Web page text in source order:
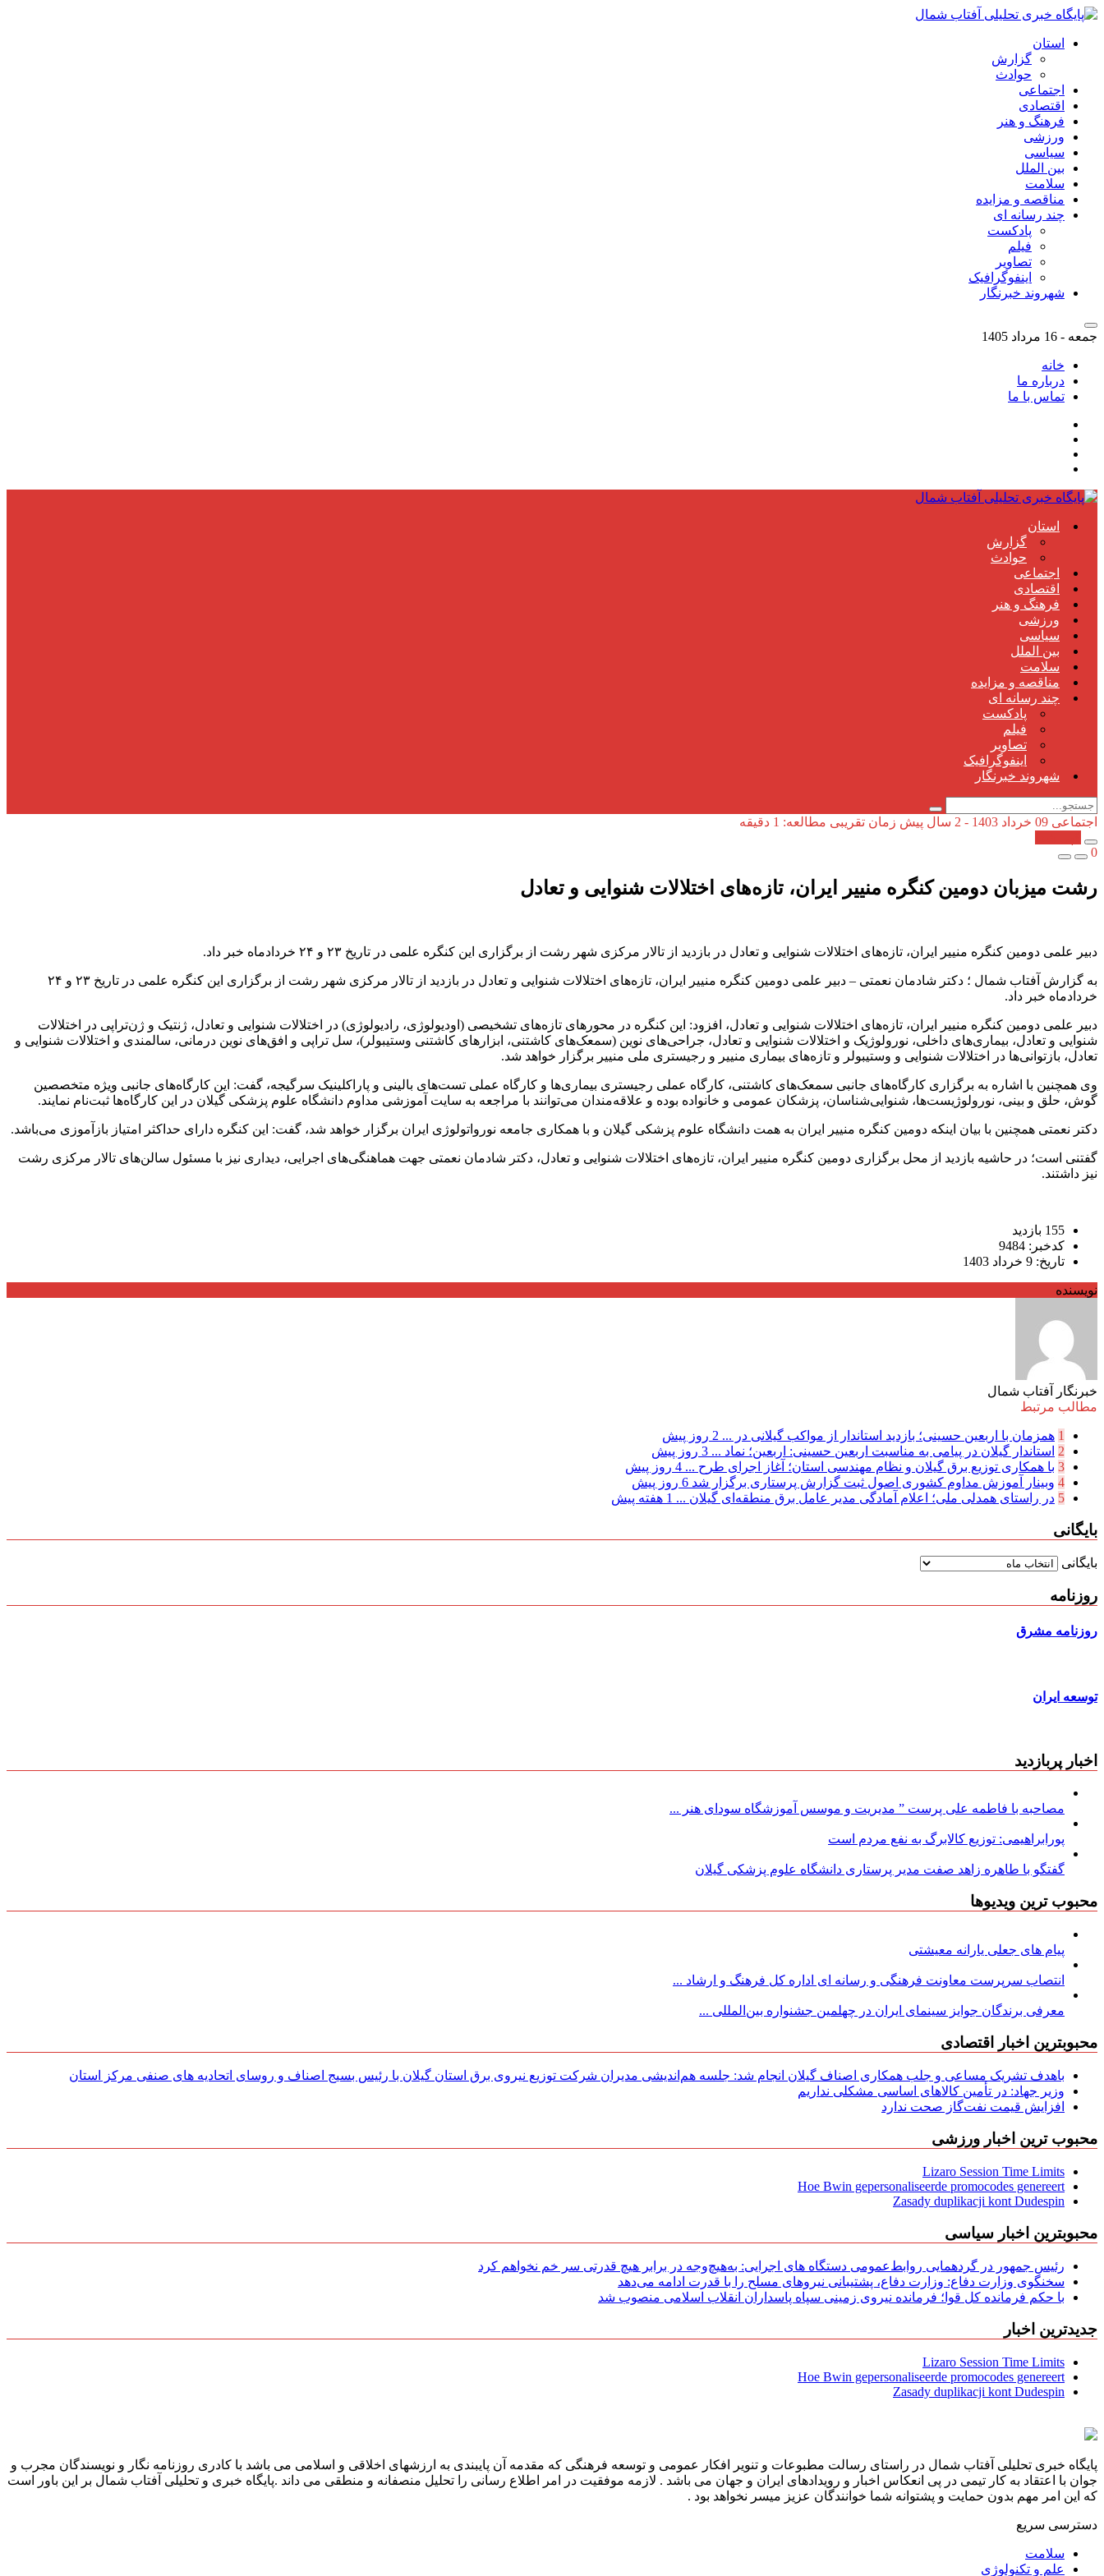
استان
گزارش
حوادث
اجتماعی
اقتصادی
فرهنگ و هنر
ورزشی
سیاسی
بین الملل
سلامت
مناقصه و مزایده
چند رسانه ای
پادکست
فیلم
تصاویر
اینفوگرافیک
شهروند خبرنگار
جمعه - 16 مرداد 1405
خانه
درباره ما
تماس با ما
استان
گزارش
حوادث
اجتماعی
اقتصادی
فرهنگ و هنر
ورزشی
سیاسی
بین الملل
سلامت
مناقصه و مزایده
چند رسانه ای
پادکست
فیلم
تصاویر
اینفوگرافیک
شهروند خبرنگار
اجتماعی 09 خرداد 1403 - 2 سال پیش
زمان تقریبی مطالعه: 1 دقیقه
0
رشت میزبان دومین کنگره منییر ایران، تازه‌های اختلالات شنوایی و تعادل
دبیر علمی دومین کنگره منییر ایران، تازه‌های اختلالات شنوایی و تعادل در بازدید از تالار مرکزی شهر رشت از برگزاری این کنگره علمی در تاریخ ۲۳ و ۲۴ خردادماه خبر داد.
به گزارش آفتاب شمال ؛ دکتر شادمان نعمتی – دبیر علمی دومین کنگره منییر ایران، تازه‌های اختلالات شنوایی و تعادل در بازدید از تالار مرکزی شهر رشت از برگزاری این کنگره علمی در تاریخ ۲۳ و ۲۴
خردادماه خبر داد.
دبیر علمی دومین کنگره منییر ایران، تازه‌های اختلالات شنوایی و تعادل، افزود: این کنگره در محورهای تازه‌های تشخیصی (اودیولوژی، رادیولوژی) در اختلالات شنوایی و تعادل، ژنتیک و ژن‌تراپی در اختلالات
شنوایی و تعادل، بیماری‌های داخلی، نورولوژیک و اختلالات شنوایی و تعادل، جراحی‌های نوین (سمعک‌های کاشتنی، ابزارهای کاشتنی وستیبولر)، سل تراپی و افق‌های نوین درمانی، سالمندی و اختلالات شنوایی و
تعادل، بازتوانی‌ها در اختلالات شنوایی و وستیبولر و تازه‌های بیماری منییر و رجیستری ملی منییر برگزار خواهد شد.
وی همچنین با اشاره به برگزاری کارگاه‌های جانبی سمعک‌های کاشتنی، کارگاه عملی رجیستری بیماری‌ها و کارگاه عملی تست‌های بالینی و پاراکلینیک سرگیجه، گفت: این کارگاه‌های جانبی ویژه متخصصین
گوش، حلق و بینی، نورولوژیست‌ها، شنوایی‌شناسان، پزشکان عمومی و خانواده بوده و علاقه‌مندان می‌توانند با مراجعه به سایت آموزشی مداوم دانشگاه علوم پزشکی گیلان در این کارگاه‌ها ثبت‌نام نمایند.
دکتر نعمتی همچنین با بیان اینکه دومین کنگره منییر ایران به همت دانشگاه علوم پزشکی گیلان و با همکاری جامعه نورواتولوژی ایران برگزار خواهد شد، گفت: این کنگره دارای حداکثر امتیاز بازآموزی می‌باشد.
گفتنی است؛ در حاشیه بازدید از محل برگزاری دومین کنگره منییر ایران، تازه‌های اختلالات شنوایی و تعادل، دکتر شادمان نعمتی جهت هماهنگی‌های اجرایی، دیداری نیز با مسئول سالن‌های تالار مرکزی رشت
نیز داشتند.
155 بازدید
کدخبر: 9484
تاریخ: 9 خرداد 1403
نویسنده
خبرنگار آفتاب شمال
مطالب مرتبط
1 همزمان با اربعین حسینی؛ بازدید استاندار از مواکب گیلانی در ... 2 روز پیش
2 استاندار گیلان در پیامی به مناسبت اربعین حسینی: اربعین؛ نماد ... 3 روز پیش
3 با همکاری توزیع برق گیلان و نظام مهندسی استان؛ آغاز اجرای طرح ... 4 روز پیش
4 وبینار آموزش مداوم کشوری اصول ثبت گزارش پرستاری برگزار شد 6 روز پیش
5 در راستای همدلی ملی؛ اعلام آمادگی مدیر عامل برق منطقه‌ای گیلان ... 1 هفته پیش
بایگانی
بایگانی
روزنامه
روزنامه مشرق
توسعه ایران
اخبار پربازدید
مصاحبه با فاطمه علی پرست ” مدیریت و موسس آموزشگاه سودای هنر ...
پورابراهیمی: توزیع کالابرگ به نفع مردم است
گفتگو با طاهره زاهد صفت مدیر پرستاری دانشگاه علوم پزشکی گیلان
محبوب ترین ویدیوها
پیام های جعلی یارانه معیشتی
انتصاب سرپرست معاونت فرهنگی و رسانه ای اداره کل فرهنگ و ارشاد ...
معرفی برندگان جوایز سینمای ایران در چهلمین جشنواره بین‌المللی ...
محبوبترین اخبار اقتصادی
باهدف تشریک مساعی و جلب همکاری اصناف گیلان انجام شد: جلسه هم‌اندیشی مدیران شركت توزیع نیروی برق استان گیلان با رئیس بسیج اصناف و روسای اتحادیه های صنفی مركز استان
وزیر جهاد: در تأمین کالاهای اساسی مشکلی نداریم
افزایش قیمت نفت‌گاز صحت ندارد
محبوب ترین اخبار ورزشی
Lizaro Session Time Limits
Hoe Bwin gepersonaliseerde promocodes genereert
Zasady duplikacji kont Dudespin
محبوبترین اخبار سیاسی
رئیس جمهور در گردهمایی روابط‌عمومی دستگاه های اجرایی: به‌هیچ‌وجه در برابر هیچ قدرتی سر خم نخواهم کرد
سخنگوی وزارت دفاع: وزارت دفاع، پشتیبانی نیرو‌های مسلح را با قدرت ادامه می‌دهد
با حکم فرمانده کل قوا؛ فرمانده نیروی زمینی سپاه پاسداران انقلاب اسلامی منصوب شد
جدیدترین اخبار
Lizaro Session Time Limits
Hoe Bwin gepersonaliseerde promocodes genereert
Zasady duplikacji kont Dudespin
پایگاه خبری تحلیلی آفتاب شمال در راستای رسالت مطبوعات و تنویر افکار عمومی و توسعه فرهنگی که مقدمه آن پایبندی به ارزشهای اخلاقی و اسلامی می باشد با کادری روزنامه نگار و نویسندگان مجرب و
جوان با اعتقاد به کار تیمی در پی انعکاس اخبار و رویدادهای ایران و جهان می باشد . لازمه موفقیت در امر اطلاع رسانی را تحلیل منصفانه و منطقی می داند .پایگاه خبری و تحلیلی آفتاب شمال بر این باور است
که این امر مهم بدون حمایت و پشتوانه شما خوانندگان عزیز میسر نخواهد بود .
دسترسی سریع
سلامت
علم و تکنولوژی